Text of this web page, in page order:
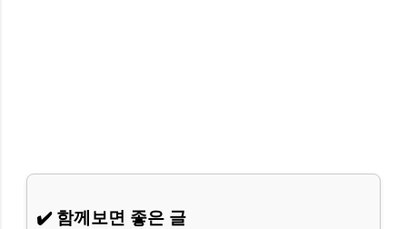
✔️ 함께보면 좋은 글